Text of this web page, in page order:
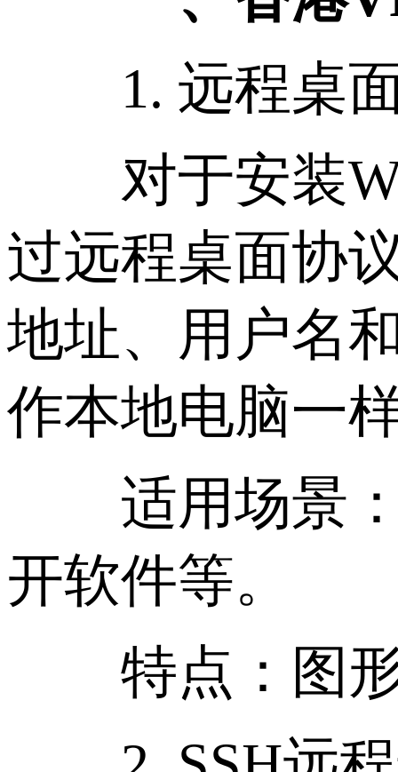
1. 远程桌面
对于安装
过远程桌面协
地址、用户名
作本地电脑一
适用场景：
开软件等。
特点：图形